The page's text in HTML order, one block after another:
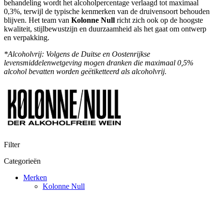
behandeling wordt het alcoholpercentage verlaagd tot maximaal
0,3%, terwijl de typische kenmerken van de druivensoort behouden
blijven. Het team van Kolonne Null richt zich ook op de hoogste
kwaliteit, stijlbewustzijn en duurzaamheid als het gaat om ontwerp
en verpakking.
*Alcoholvrij: Volgens de Duitse en Oostenrijkse
levensmiddelenwetgeving mogen dranken die maximaal 0,5%
alcohol bevatten worden geëtiketteerd als alcoholvrij.
Filter
Categorieën
Merken
Kolonne Null